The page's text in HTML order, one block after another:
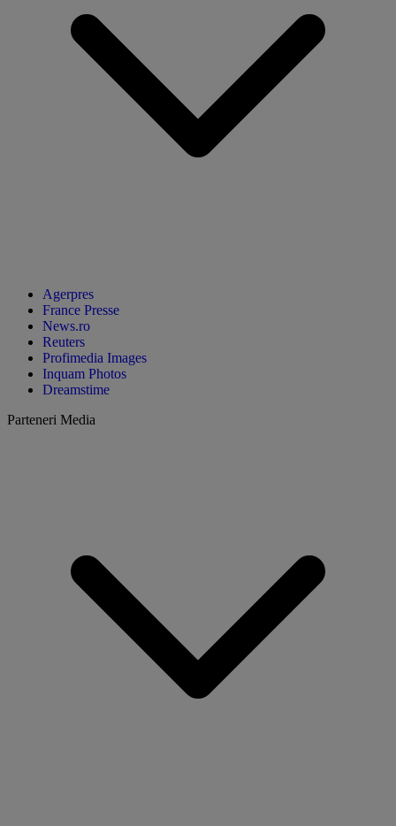
Agerpres
France Presse
News.ro
Reuters
Profimedia Images
Inquam Photos
Dreamstime
Parteneri Media